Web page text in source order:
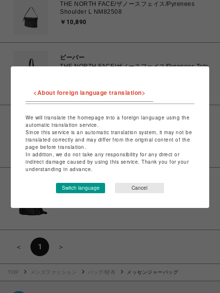
THE NORTH FACE/ザノースフェイス/Pyrenees
Shoulder L NM82508
￥10,890
ビーバー
THE NORTH FACE/ザノースフェイス/Pyrenees Tote
ビーバー
PACKING/パッキング/TRAIL MESSENGER PA-040
￥9,680
ビーバー
PACKING/パッキング TRAIL BACK PACK PA-039
＜ 1 ＞
TOP メンズファッション バッグ/財布 メッセンジャーバッグ
<About foreign language translation>
We will translate the homepage into a foreign language using the
automatic translation service.
Since this service is an automatic translation system, it may not be
translated correctly and may differ from the original content of the
page before translation.
In addition, we do not take any responsibility for any direct or
indirect damage caused by using this service. Thank you for your
understanding in advance.
Switch language Cancel